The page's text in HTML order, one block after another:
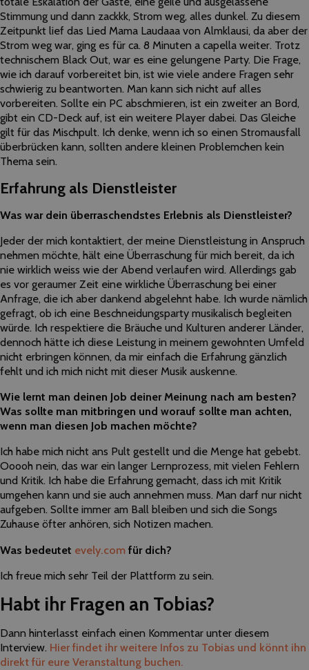
Stimmung und dann zackkk, Strom weg, alles dunkel. Zu diesem
Zeitpunkt lief das Lied Mama Laudaaa von Almklausi, da aber der
Strom weg war, ging es für ca. 8 Minuten a capella weiter. Trotz
technischem Black Out, war es eine gelungene Party. Die Frage,
wie ich darauf vorbereitet bin, ist wie viele andere Fragen sehr
schwierig zu beantworten. Man kann sich nicht auf alles
vorbereiten. Sollte ein PC abschmieren, ist ein zweiter an Bord,
gibt ein CD-Deck auf, ist ein weitere Player dabei. Das Gleiche
gilt für das Mischpult. Ich denke, wenn ich so einen Stromausfall
überbrücken kann, sollten andere kleinen Problemchen kein
Thema sein.
Erfahrung als Dienstleister
Was war dein überraschendstes Erlebnis als Dienstleister?
Jeder der mich kontaktiert, der meine Dienstleistung in Anspruch
nehmen möchte, hält eine Überraschung für mich bereit, da ich
nie wirklich weiss wie der Abend verlaufen wird. Allerdings gab
es vor geraumer Zeit eine wirkliche Überraschung bei einer
Anfrage, die ich aber dankend abgelehnt habe. Ich wurde nämlich
gefragt, ob ich eine Beschneidungsparty musikalisch begleiten
würde. Ich respektiere die Bräuche und Kulturen anderer Länder,
dennoch hätte ich diese Leistung in meinem gewohnten Umfeld
nicht erbringen können, da mir einfach die Erfahrung gänzlich
fehlt und ich mich nicht mit dieser Musik auskenne.
Wie lernt man deinen Job deiner Meinung nach am besten?
Was sollte man mitbringen und worauf sollte man achten,
wenn man diesen Job machen möchte?
Ich habe mich nicht ans Pult gestellt und die Menge hat gebebt.
Ooooh nein, das war ein langer Lernprozess, mit vielen Fehlern
und Kritik. Ich habe die Erfahrung gemacht, dass ich mit Kritik
umgehen kann und sie auch annehmen muss. Man darf nur nicht
aufgeben. Sollte immer am Ball bleiben und sich die Songs
Zuhause öfter anhören, sich Notizen machen.
Was bedeutet evely.com für dich?
Ich freue mich sehr Teil der Plattform zu sein.
Habt ihr Fragen an Tobias?
Dann hinterlasst einfach einen Kommentar unter diesem
Interview. Hier findet ihr weitere Infos zu Tobias und könnt ihn
direkt für eure Veranstaltung buchen.